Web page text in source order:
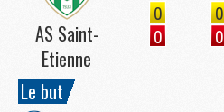
AS Saint-
Etienne
0
0
0
0
Le but